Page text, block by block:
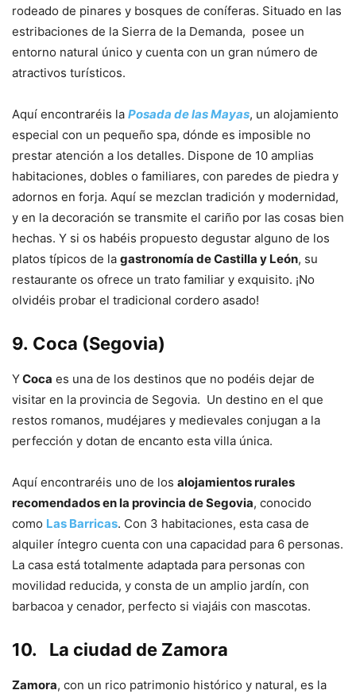
rodeado de pinares y bosques de coníferas. Situado en las
estribaciones de la Sierra de la Demanda, posee un
entorno natural único y cuenta con un gran número de
atractivos turísticos.
Aquí encontraréis la Posada de las Mayas, un alojamiento
especial con un pequeño spa, dónde es imposible no
prestar atención a los detalles. Dispone de 10 amplias
habitaciones, dobles o familiares, con paredes de piedra y
adornos en forja. Aquí se mezclan tradición y modernidad,
y en la decoración se transmite el cariño por las cosas bien
hechas. Y si os habéis propuesto degustar alguno de los
platos típicos de la gastronomía de Castilla y León, su
restaurante os ofrece un trato familiar y exquisito. ¡No
olvidéis probar el tradicional cordero asado!
9. Coca (Segovia)
YCoca es una de los destinos que no podéis dejar de
visitar en la provincia de Segovia. Un destino en el que
restos romanos, mudéjares y medievales conjugan a la
perfección y dotan de encanto esta villa única.
Aquí encontraréis uno de los alojamientos rurales
recomendados en la provincia de Segovia, conocido
como Las Barricas. Con 3 habitaciones, esta casa de
alquiler íntegro cuenta con una capacidad para 6 personas.
La casa está totalmente adaptada para personas con
movilidad reducida, y consta de un amplio jardín, con
barbacoa y cenador, perfecto si viajáis con mascotas.
10. La ciudad de Zamora
Zamora, con un rico patrimonio histórico y natural, es la